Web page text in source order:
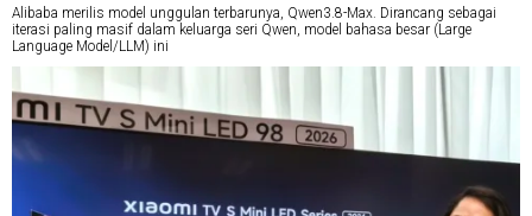
Alibaba merilis model unggulan terbarunya, Qwen3.8-Max. Dirancang sebagai
iterasi paling masif dalam keluarga seri Qwen, model bahasa besar (Large
Language Model/LLM) ini